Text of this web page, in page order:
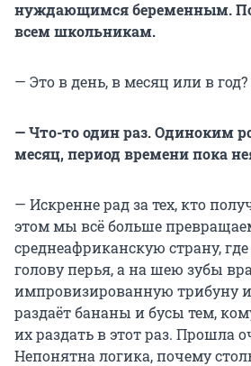
нуждающимся беременным. По
всем школьникам.
— Это в день, в месяц или в год?
— Что-то один раз. Одиноким
месяц, период времени пока
— Искренне рад за тех, кто
этом мы всё больше
среднеафриканскую страну,
голову перья, а на шею зубы
импровизированную трибуну
раздаёт бананы и бусы тем,
их раздать в этот раз. Прошла
Непонятна логика, почему